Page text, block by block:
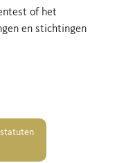
of het
en stichtingen